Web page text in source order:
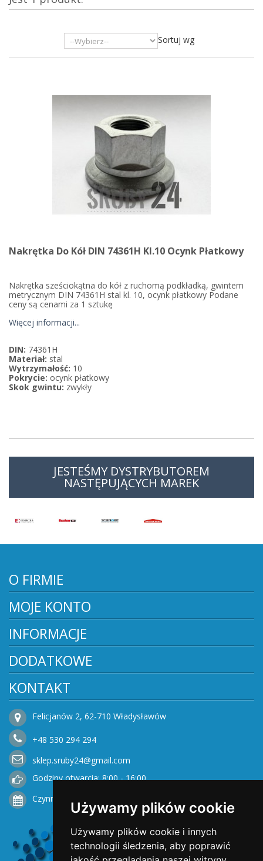
Używamy plików cookie
Używamy plików cookie i innych
technologii śledzenia, aby poprawić
Sortuj wg
Nakrętka Do Kół DIN 74361H Kl.10 Ocynk Płatkowy
Nakrętka sześciokątna do kół z ruchomą podkładką, gwintem
metrycznym DIN 74361H stal kl. 10, ocynk płatkowy Podane
ceny są cenami za 1 sztukę
Więcej informacji...
DIN: 74361H
Materiał: stal
Wytrzymałość: 10
Pokrycie: ocynk płatkowy
Skok gwintu: zwykły
JESTEŚMY DYSTRYBUTOREM
NASTĘPUJĄCYCH MAREK
O FIRMIE
MOJE KONTO
INFORMACJE
DODATKOWE
KONTAKT
Felicjanów 2, 62-710 Władysławów
+48 530 294 294
sklep.sruby24@gmail.com
Godziny otwarcia: 8:00 - 16:00
Czynne od Poniedziałku do Piątku